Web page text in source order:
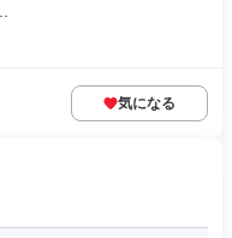
気になる